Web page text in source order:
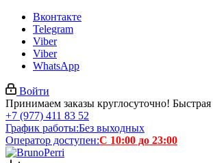
Вконтакте
Telegram
Viber
Viber
WhatsApp
Войти
Принимаем заказы круглосуточно! Быстрая
+7 (977) 411 83 52
График работы:Без выходных
Оператор доступен:С 10:00 до 23:00